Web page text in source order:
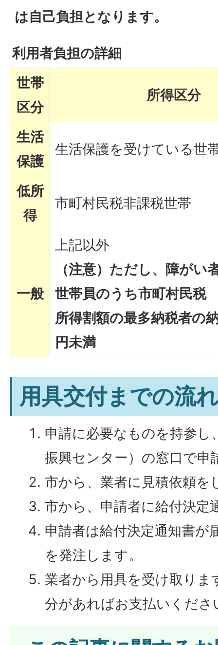
は自己負担となります。
利用者負担の詳細
世帯
区分
所得区分
生活
保護
生活保護を受けている世
低所
得
市町村民税非課税世帯
一般
上記以外
（注意）ただし、障がい
世帯員のうち市町村民税
所得割額の最多納税者の
円未満
用具交付までの流れ
申請に必要なものを持参し
振興センター）の窓口で申
市から、業者に見積依頼を
市から、申請者に給付決定
申請者は給付決定通知書が
を発注します。
業者から用具を受け取りま
分があればお支払いくださ